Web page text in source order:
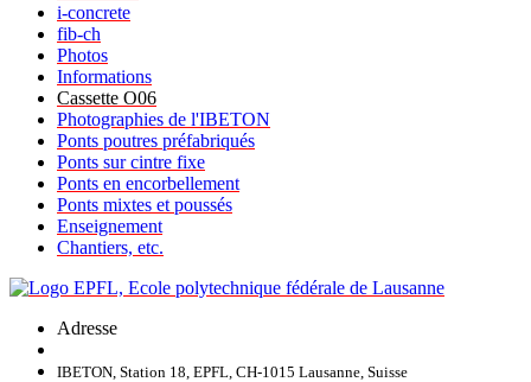
i-concrete
fib-ch
Photos
Informations
Cassette O06
Photographies de l'IBETON
Ponts poutres préfabriqués
Ponts sur cintre fixe
Ponts en encorbellement
Ponts mixtes et poussés
Enseignement
Chantiers, etc.
Adresse
IBETON, Station 18, EPFL, CH-1015 Lausanne, Suisse